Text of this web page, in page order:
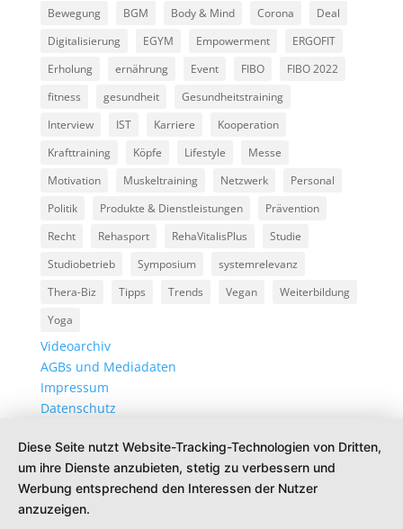
Bewegung BGM Body & Mind Corona
Deal
Digitalisierung
EGYM Empowerment
ERGOFIT
Erholung
ernährung Event FIBO
FIBO 2022
fitness
gesundheit
Gesundheitstraining
Interview
IST Karriere
Kooperation
Krafttraining
Köpfe Lifestyle
Messe
Motivation
Muskeltraining Netzwerk
Personal
Politik
Produkte & Dienstleistungen
Prävention
Recht
Rehasport RehaVitalisPlus
Studie
Studiobetrieb
Symposium
systemrelevanz
Thera-Biz
Tipps Trends Vegan
Weiterbildung
Yoga
Videoarchiv
AGBs und Mediadaten
Impressum
Datenschutz
Diese Seite nutzt Website-Tracking-Technologien von Dritten,
um ihre Dienste anzubieten, stetig zu verbessern und
Werbung entsprechend den Interessen der Nutzer
anzuzeigen.